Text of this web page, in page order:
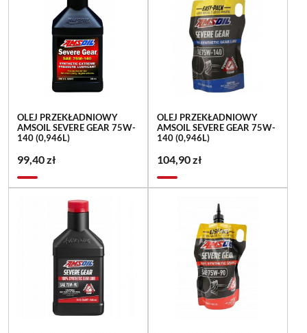
OLEJ PRZEKŁADNIOWY
AMSOIL SEVERE GEAR 75W-
140 (0,946L)
99,40 zł
OLEJ PRZEKŁADNIOWY
AMSOIL SEVERE GEAR 75W-
140 (0,946L)
104,90 zł